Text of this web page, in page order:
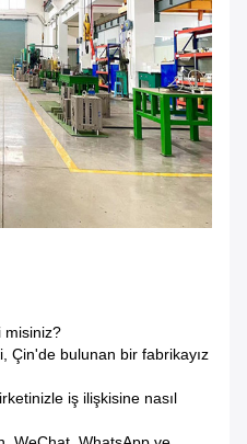
misiniz?
Çin'de bulunan bir fabrikayız
iş ilişkisine nasıl